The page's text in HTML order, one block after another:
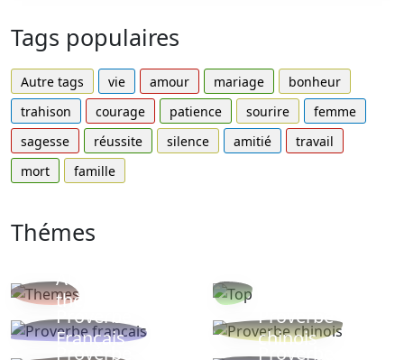
Tags populaires
Autre tags vie amour mariage
bonheur
trahison
courage patience sourire
femme
sagesse
réussite silence amitié
travail
mort
famille
Thémes
Autres
thèmes
Proverbe
Français
Proverbe
chinois
Proverbe
Proverbe